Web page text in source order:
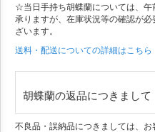
☆当日手持ち胡蝶蘭については、
承りますが、在庫状況等の確認が
ざいます。
送料・配送についての詳細はこちら
胡蝶蘭の返品につきまして
不良品・誤納品につきましては、